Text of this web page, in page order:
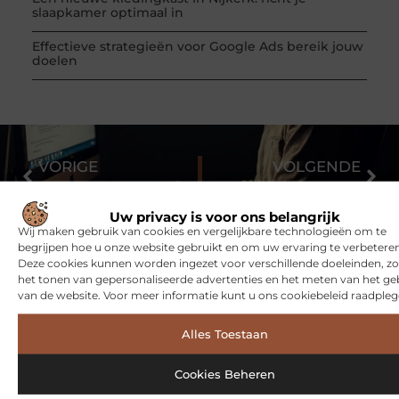
Uw privacy is voor ons belangrijk
Wij maken gebruik van cookies en vergelijkbare technologieën om te
begrijpen hoe u onze website gebruikt en om uw ervaring te
Deze cookies kunnen worden ingezet voor verschillende doeleinden,
het tonen van gepersonaliseerde advertenties en het meten van het
van de website. Voor meer informatie kunt u ons cookiebeleid
Alles Toestaan
Cookies Beheren
slaapkamer optimaal in
Effectieve strategieën voor Google Ads bereik jouw
doelen
Bekijk meer informatie over Samen-1.nl
Samen-1.nl is dé plek voor algemene blogs over diverse
VORIGE
Webdesign Nijmegen
VOLGENDE
Voor sauna artikelen ga je naar Xziir.nl